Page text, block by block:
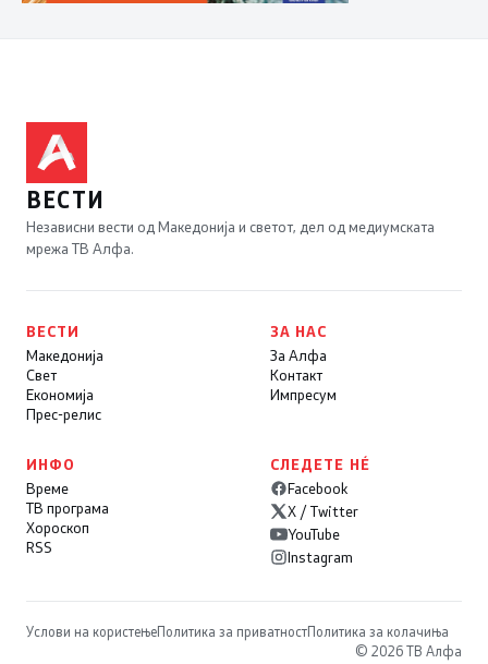
ВЕСТИ
Независни вести од Македонија и светот, дел од медиумската
мрежа ТВ Алфа.
ВЕСТИ
Македонија
Свет
Економија
Прес-релис
ЗА НАС
За Алфа
Контакт
Импресум
ИНФО
Време
ТВ програма
Хороскоп
RSS
СЛЕДЕТЕ НÉ
Facebook
X / Twitter
YouTube
Instagram
Услови на користењеПолитика за приватностПолитика за колачиња
© 2026 ТВ Алфа